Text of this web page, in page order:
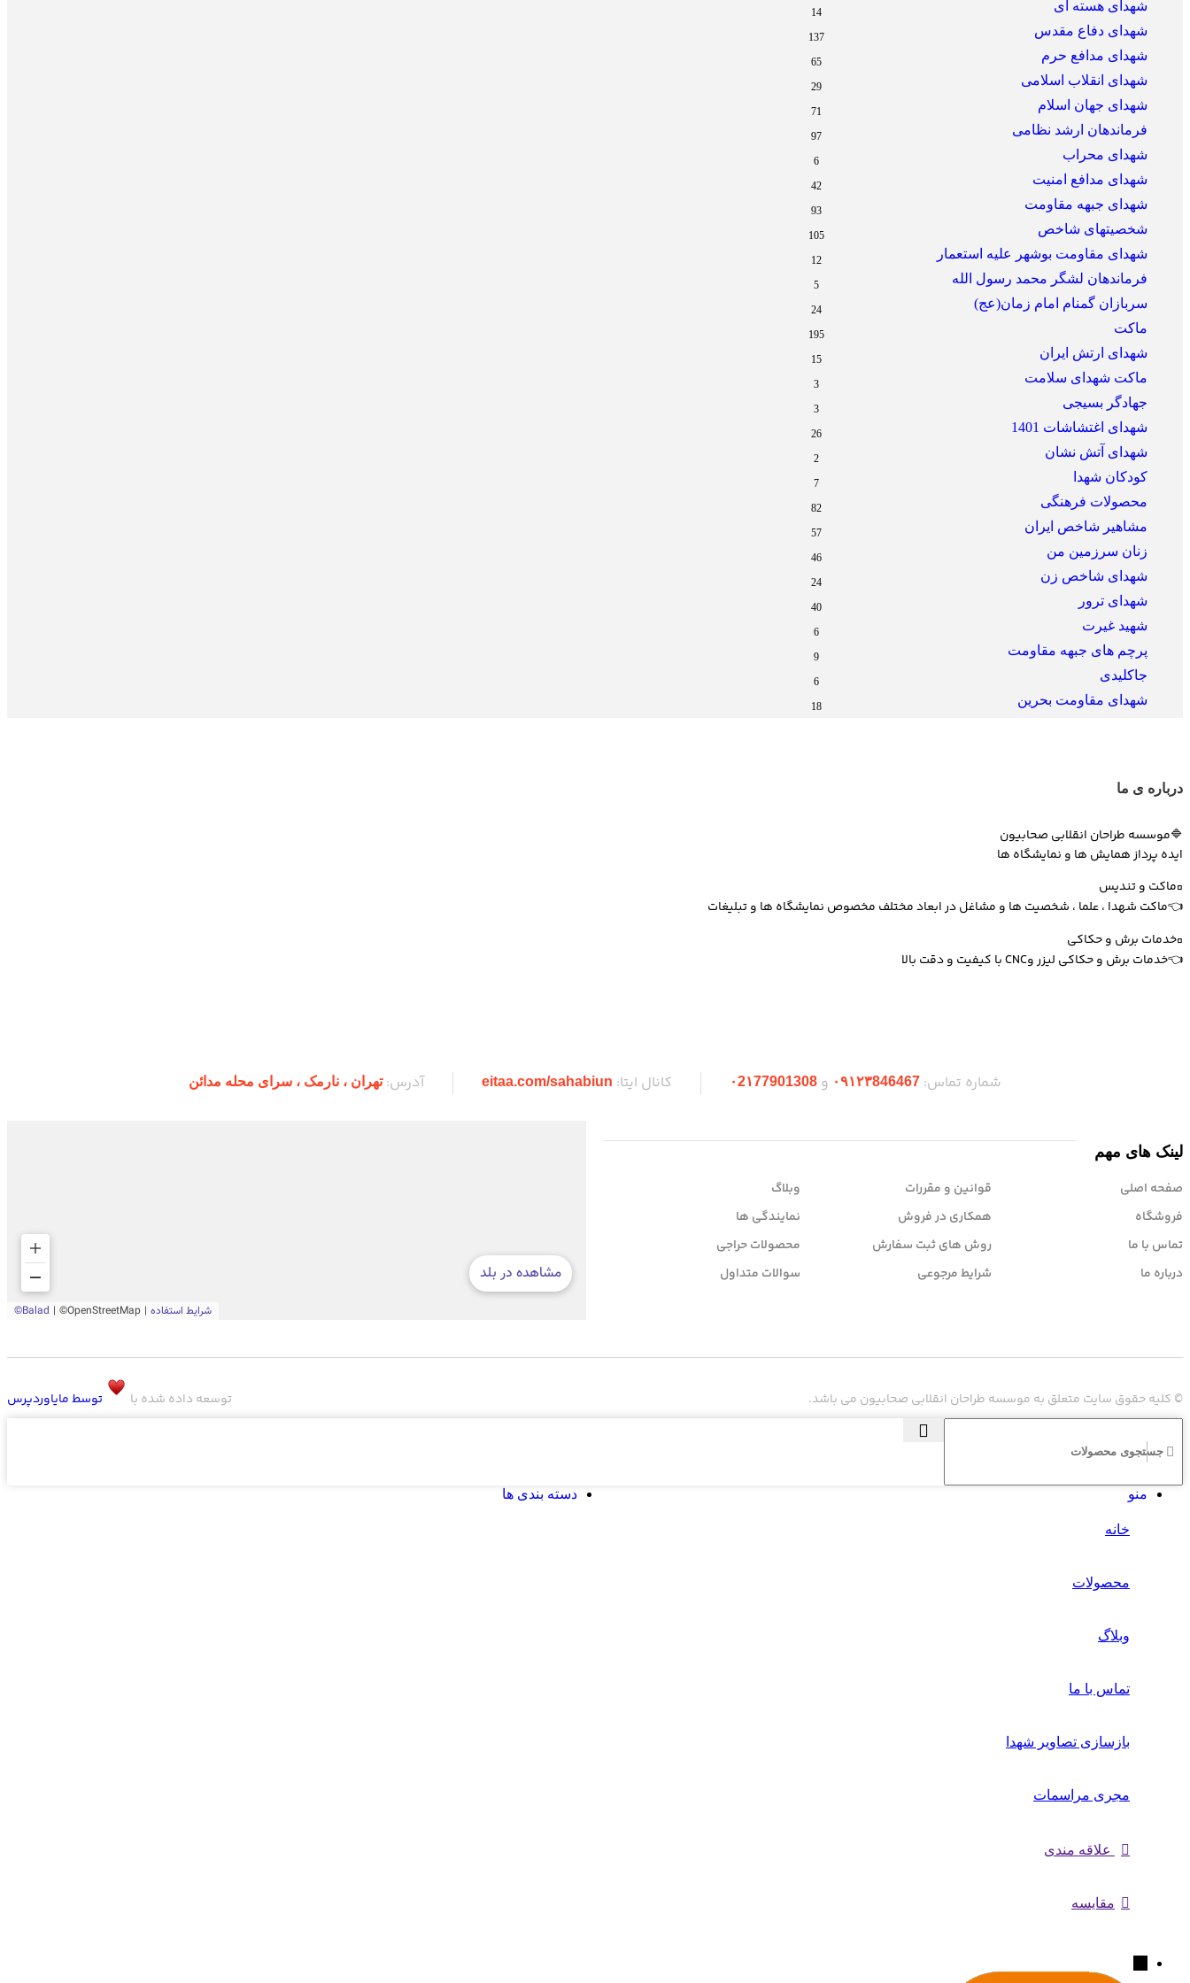
شهدای هسته ای 14
شهدای دفاع مقدس 137
شهدای مدافع حرم 65
شهدای انقلاب اسلامی 29
شهدای جهان اسلام 71
فرماندهان ارشد نظامی 97
شهدای محراب 6
شهدای مدافع امنیت 42
شهدای جبهه مقاومت 93
شخصیتهای شاخص 105
شهدای مقاومت بوشهر علیه استعمار 12
فرماندهان لشگر محمد رسول الله 5
سربازان گمنام امام زمان(عج) 24
ماکت 195
شهدای ارتش ایران 15
ماکت شهدای سلامت 3
جهادگر بسیجی 3
شهدای اغتشاشات 1401 26
شهدای آتش نشان 2
کودکان شهدا 7
محصولات فرهنگی 82
مشاهیر شاخص ایران 57
زنان سرزمین من 46
شهدای شاخص زن 24
شهدای ترور 40
شهید غیرت 6
پرچم های جبهه مقاومت 9
جاکلیدی 6
شهدای مقاومت بحرین 18
درباره ی ما
🔷موسسه طراحان انقلابی صحابیون
ایده پرداز همایش ها و نمایشگاه ها
▫️ماکت و تندیس
👈ماکت شهدا ، علما ، شخصیت ها و مشاغل در ابعاد مختلف مخصوص نمایشگاه ها و تبلیغات
▫️خدمات برش و حکاکی
👈خدمات برش و حکاکی لیزر وCNC با کیفیت و دقت بالا
شماره تماس: ۰۹۱۲۳846467 و ۰2۱77901308 کانال ایتا: eitaa.com/sahabiun آدرس:تهران ،‌ نارمک ، سرای محله مدائن
لینک های مهم
صفحه اصلی
فروشگاه
تماس با ما
درباره ما
قوانین و مقررات
همکاری در فروش
روش های ثبت سفارش
شرایط مرجوعی
وبلاگ
نمایندگی ها
محصولات حراجی
سوالات متداول
© کلیه حقوق سایت متعلق به موسسه طراحان انقلابی صحابیون می باشد. توسعه داده شده با توسط مایاوردپرس
منو دسته بندی ها
خانه
محصولات
وبلاگ
تماس با ما
بازسازی تصاویر شهدا
مجری مراسمات
علاقه مندی
مقایسه